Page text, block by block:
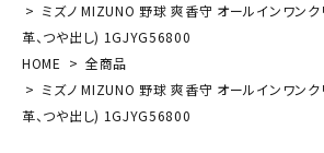
ミズノ MIZUNO 野球 爽香守 オールインワンク
革、つや出し) 1GJYG56800
HOME
全商品
ミズノ MIZUNO 野球 爽香守 オールインワンク
革、つや出し) 1GJYG56800